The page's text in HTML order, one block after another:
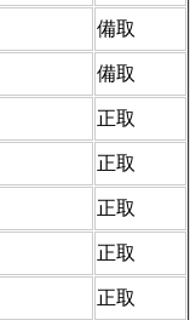
備取
備取
正取
正取
正取
正取
正取